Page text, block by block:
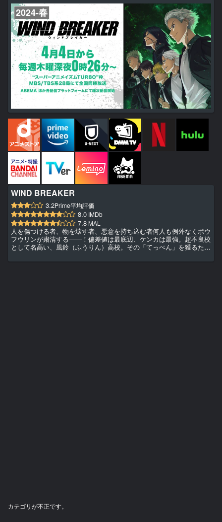
女子必見のラブストーリーが幕を開ける！
2024-春
WIND BREAKER
3.2Prime平均評価
8.0 IMDb
7.8 MAL
人を傷つける者、物を壊す者、悪意を持ち込む者何人も例外なくボウ
フウリンが粛清する――！偏差値は最底辺、ケンカは最強。超不良校
として名高い、風鈴（ふうりん）高校。その「てっぺん」を獲るた
高校は“防風鈴”（ボウフウリン）と名付けられ街を守る集団となって
カテゴリが不正です。